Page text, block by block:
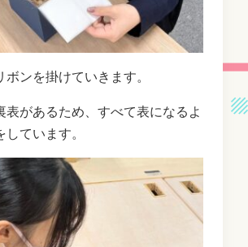
ボンを掛けていきます。
表があるため、すべて表になるよ
しています。